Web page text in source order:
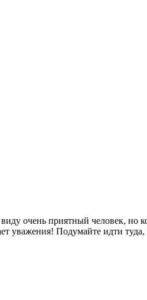
очень приятный человек, но
уважения! Подумайте идти туда,